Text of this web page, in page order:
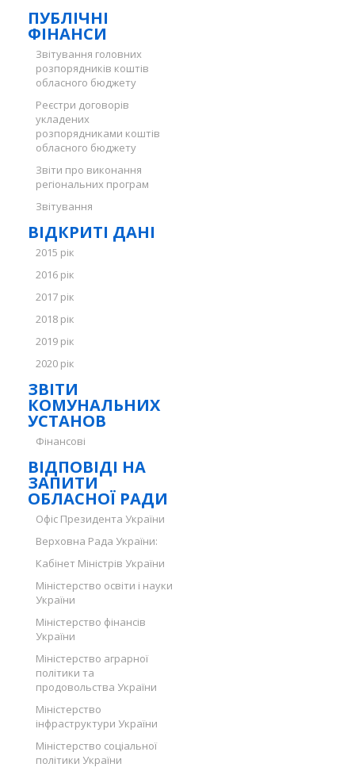
ПУБЛІЧНІ
ФІНАНСИ
Звітування головних
розпорядників коштів
обласного бюджету
Реєстри договорів
укладених
розпорядниками коштів
обласного бюджету
Звіти про виконання
регіональних програм
Звітування
ВІДКРИТІ ДАНІ
2015 рік
2016 рік
2017 рік
2018 рік
2019 рік
2020 рік
ЗВІТИ
КОМУНАЛЬНИХ
УСТАНОВ
Фінансові
ВІДПОВІДІ НА
ЗАПИТИ
ОБЛАСНОЇ РАДИ
Офіс Президента України
Верховна Рада України:
Кабінет Міністрів України
Міністерство освіти і науки
України
Міністерство фінансів
України
Міністерство аграрної
політики та
продовольства України
Міністерство
інфраструктури України
Міністерство соціальної
політики України